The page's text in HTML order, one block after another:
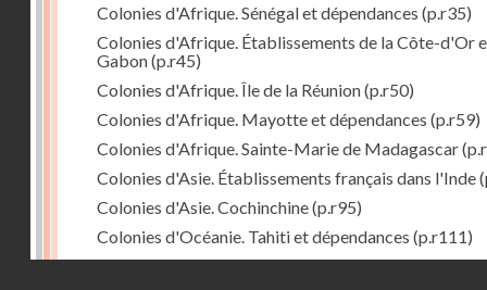
Colonies d'Afrique. Sénégal et dépendances (p.r35)
Colonies d'Afrique. Établissements de la Côte-d'Or
Gabon(p.r45)
Colonies d'Afrique. Île de la Réunion(p.r50)
Colonies d'Afrique. Mayotte et dépendances (p.r59)
Colonies d'Afrique. Sainte-Marie de Madagascar
Colonies d'Asie. Établissements français dans l'Inde
Colonies d'Asie. Cochinchine(p.r95)
Colonies d'Océanie. Tahiti et dépendances (p.r111)
Colonies d'Océanie. Nouvelle-Calédonie(p.r130)